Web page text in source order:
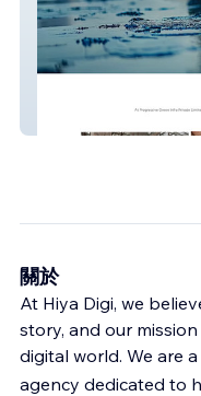
關於
At Hiya Digi, we
story, and our
digital world. We are
agency dedicated to